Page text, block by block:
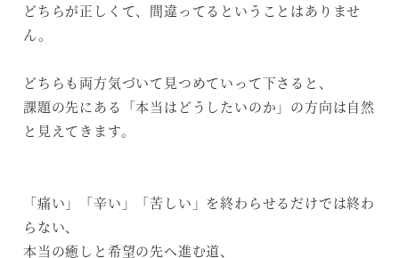
どちらが正しくて、間違ってるということはありませ
ん。
どちらも両方気づいて見つめていって下さると、
課題の先にある「本当はどうしたいのか」の方向は自然
と見えてきます。
「痛い」「辛い」「苦しい」を終わらせるだけでは終わ
らない、
本当の癒しと希望の先へ進む道、